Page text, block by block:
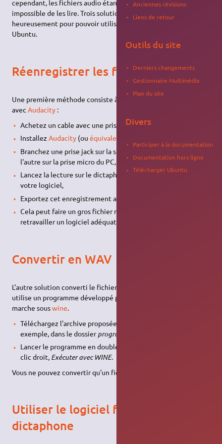
cependant, les fichiers audio étant au formatZVRil est
impossible de les lire. Trois solutions existent fort
heureusement pour pouvoir utiliser les fichiers
Ubuntu.
Réenregistrer les fichiers
Une première méthode consiste à réenregistrer les fichiers
avecAudacity :
Achetez un cable avec une prise jack mâle à chaques bouts
Installez Audacity(ou équivalent
Branchez une prise jack sur la sortie "ear" du dictaphone et
l'autre sur la prise micro du PC,
Lancez la lecture sur le dictaphone et l'enregistrement sur
votre logiciel,
Exportez cet enregistrement au format .ogg (ou autre),
Cela peut faire un gros fichier mais vous pouvez le
retravailler un logiciel adéquat comme
Convertir en WAV
L'autre solution converti le fichier
utilise un programme développé pour Windows mais qui
marche souswine.
Téléchargez l'archive proposée
exemple, dans le dossierprograms files
Lancer le programme en double-cliquant dessus, ou avec le
clic droit, Exécuter avec WINE.
Vous ne pouvez convertir qu'un fichier après l'autre.
Utiliser le logiciel fourni avec le
dictaphone
Anciennes révisions
Liens de retour
Outils du site
Derniers changements
Gestionnaire Multimédia
Plan du site
Divers
Participer à la documentation
Documentation hors ligne
Télécharger Ubuntu